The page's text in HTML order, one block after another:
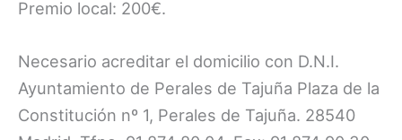
Premio local: 200€.
Necesario acreditar el domicilio con D.N.I.
Ayuntamiento de Perales de Tajuña Plaza de la
Constitución nº 1, Perales de Tajuña. 28540